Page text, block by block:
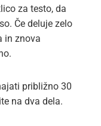
za testo, da
Če deluje zelo
in znova
približno 30
na dva dela.